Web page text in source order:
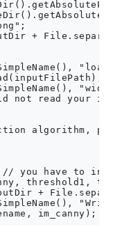
+
not read your
algorithm,
you have to
threshold1,
+